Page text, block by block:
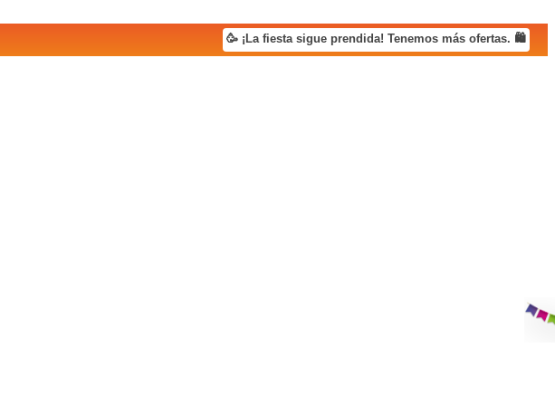
🥳 ¡La fiesta sigue prendida! Tenemos más ofertas. 🛍️